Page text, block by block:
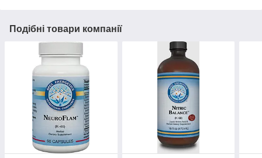
Подібні товари компанії